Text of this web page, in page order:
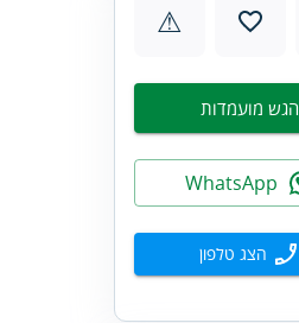
⚠
הגש מועמדות
הצג טלפון